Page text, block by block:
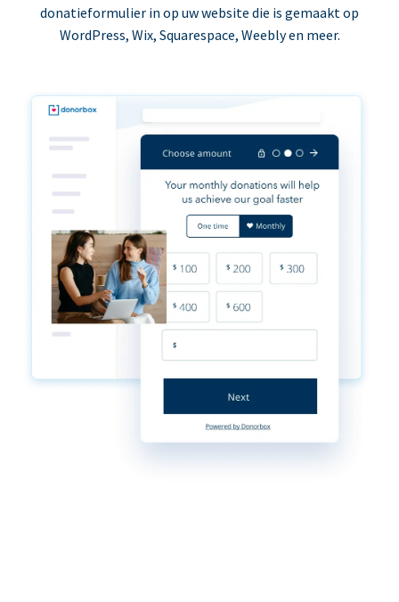
donatieformulier in op uw website die is gemaakt op
WordPress, Wix, Squarespace, Weebly en meer.